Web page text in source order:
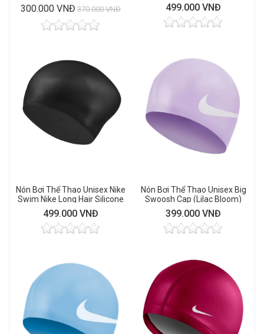
Sway Skirt
300.000 VNĐ 370.000 VNĐ
(Black)
499.000 VNĐ
Nón Bơi Thể Thao Unisex Nike
Swim Nike Long Hair Silicone
Cap (Black)
499.000 VNĐ
Nón Bơi Thể Thao Unisex Big
Swoosh Cap (Lilac Bloom)
399.000 VNĐ